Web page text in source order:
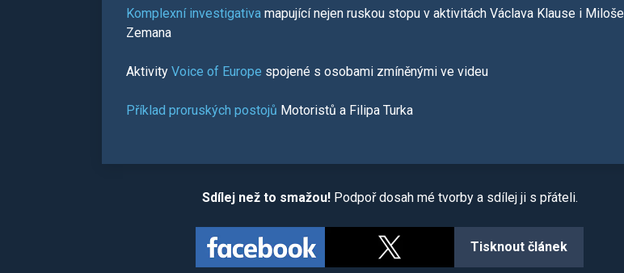
Komplexní investigativa mapující nejen ruskou stopu v aktivitách Václava Klause i Miloše
Zemana
Aktivity Voice of Europe spojené s osobami zmíněnými ve videu
Příklad proruských postojů Motoristů a Filipa Turka
Sdílej než to smažou!Podpoř dosah mé tvorby a sdílej ji s přáteli.
Tisknout článek